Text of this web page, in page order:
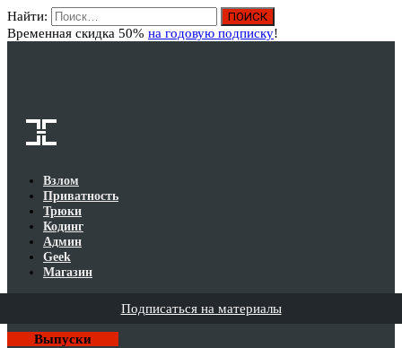
Найти:
Временная скидка 50% на годовую подписку!
Взлом
Приватность
Трюки
Кодинг
Админ
Geek
Магазин
Подписаться на материалы
Выпуски